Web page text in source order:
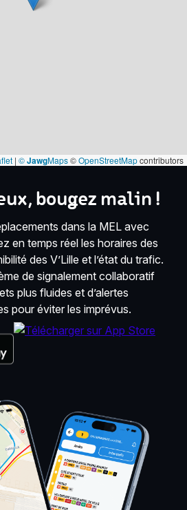
| ©JawgMaps©OpenStreetMapcontributors
bougez malin !
dans la MEL avec
en temps réel les horaires des
des V’Lille et l’état du trafic.
de signalement collaboratif
plus fluides et d’alertes
pour éviter les imprévus.